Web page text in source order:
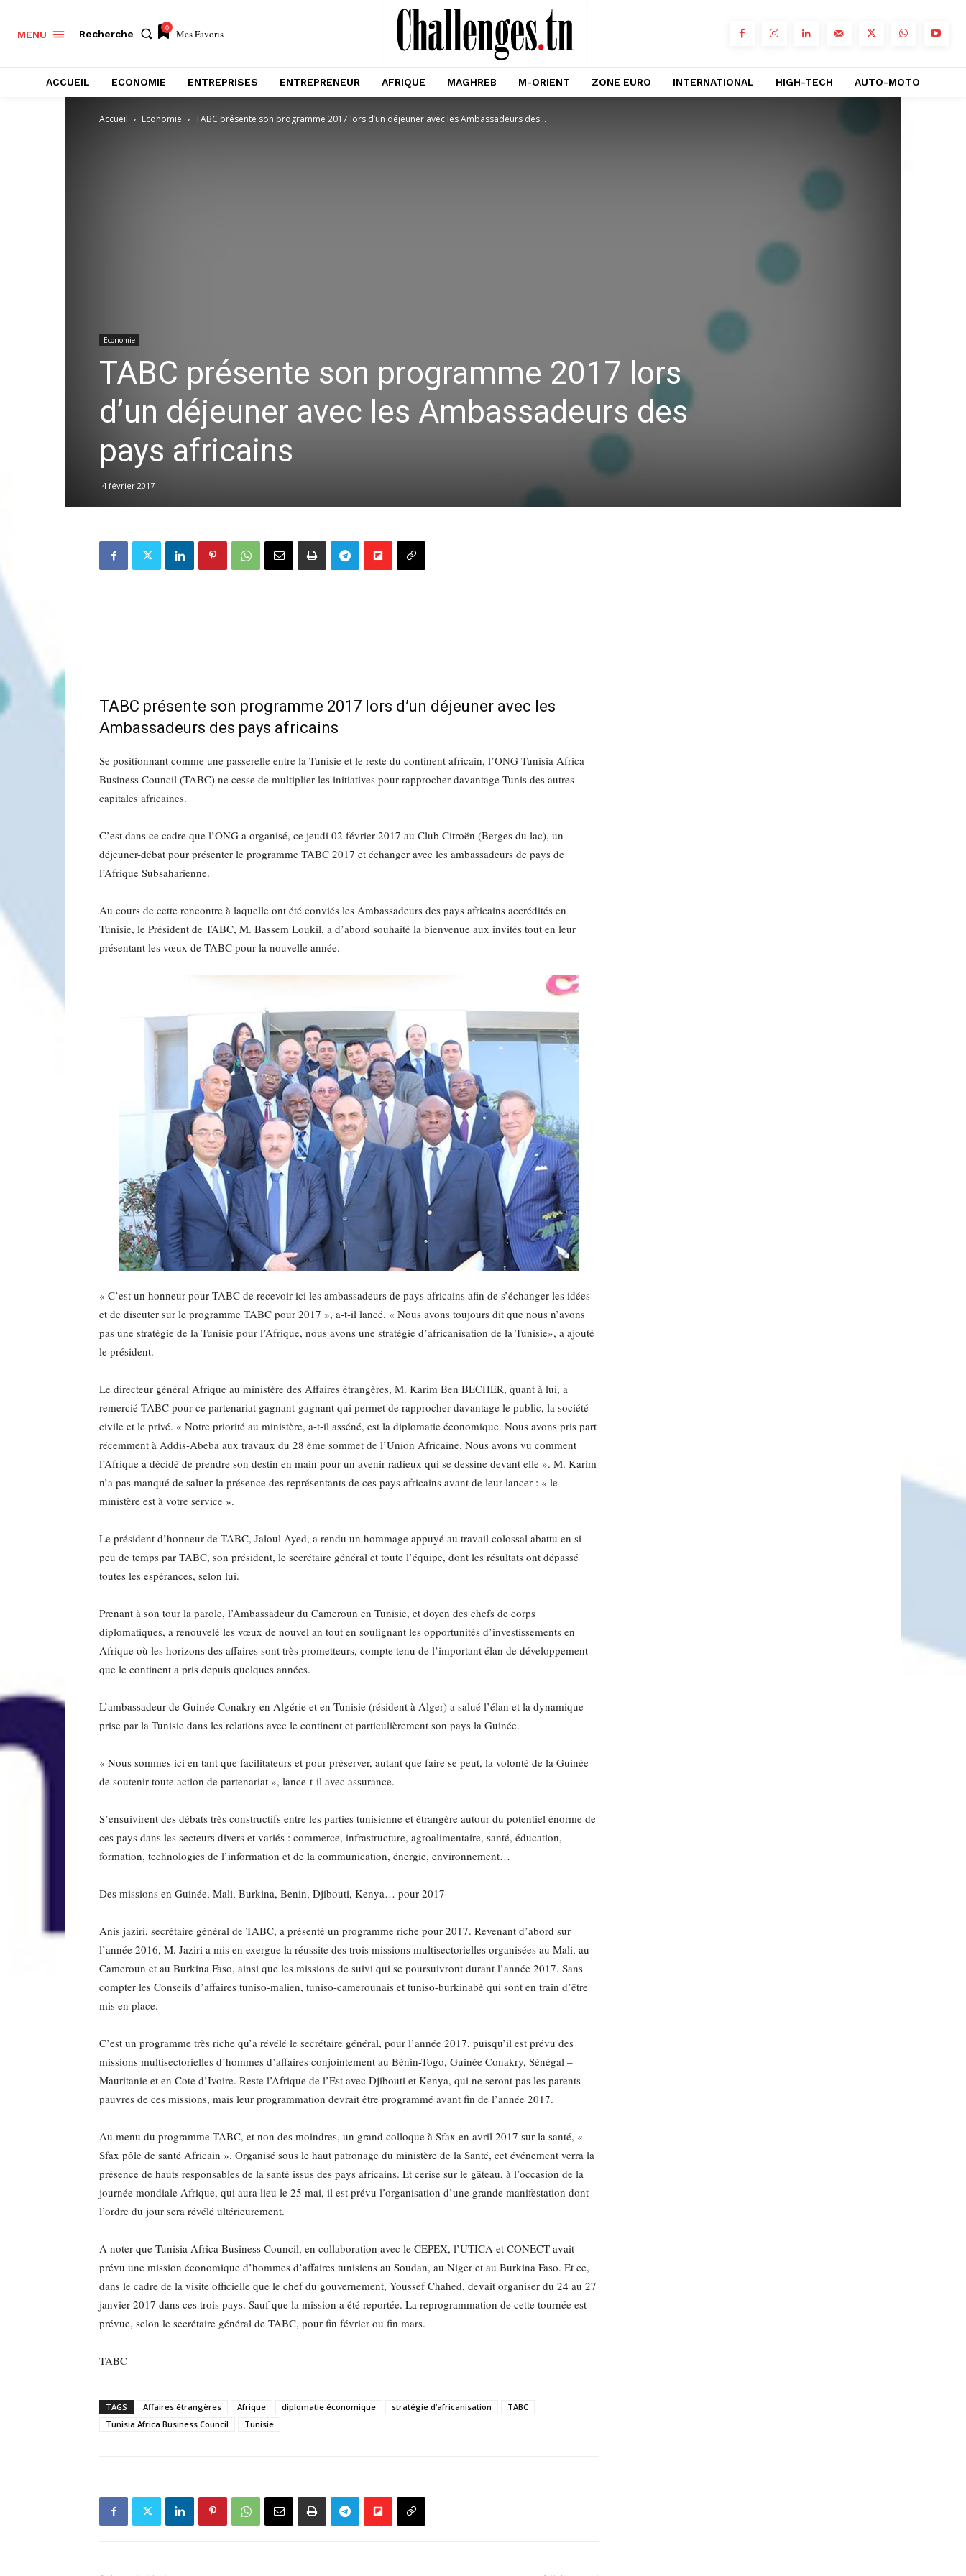
MENU Recherche
0 Mes Favoris
ACCUEIL ECONOMIE ENTREPRISES ENTREPRENEUR AFRIQUE MAGHREB M-ORIENT ZONE EURO INTERNATIONAL HIGH-TECH AUTO-MOTO
Accueil Economie TABC présente son programme 2017 lors d’un déjeuner avec les Ambassadeurs des...
Economie
TABC présente son programme 2017 lors
d’un déjeuner avec les Ambassadeurs des
pays africains
4 février 2017
TABC présente son programme 2017 lors d’un déjeuner avec les
Ambassadeurs des pays africains
Se positionnant comme une passerelle entre la Tunisie et le reste du continent africain, l’ONG Tunisia Africa
Business Council (TABC) ne cesse de multiplier les initiatives pour rapprocher davantage Tunis des autres
capitales africaines.
C’est dans ce cadre que l’ONG a organisé, ce jeudi 02 février 2017 au Club Citroën (Berges du lac), un
déjeuner-débat pour présenter le programme TABC 2017 et échanger avec les ambassadeurs de pays de
l’Afrique Subsaharienne.
Au cours de cette rencontre à laquelle ont été conviés les Ambassadeurs des pays africains accrédités en
Tunisie, le Président de TABC, M. Bassem Loukil, a d’abord souhaité la bienvenue aux invités tout en leur
présentant les vœux de TABC pour la nouvelle année.
« C’est un honneur pour TABC de recevoir ici les ambassadeurs de pays africains afin de s’échanger les idées
et de discuter sur le programme TABC pour 2017 », a-t-il lancé. « Nous avons toujours dit que nous n’avons
pas une stratégie de la Tunisie pour l’Afrique, nous avons une stratégie d’africanisation de la Tunisie», a ajouté
le président.
Le directeur général Afrique au ministère des Affaires étrangères, M. Karim Ben BECHER, quant à lui, a
remercié TABC pour ce partenariat gagnant-gagnant qui permet de rapprocher davantage le public, la société
civile et le privé. « Notre priorité au ministère, a-t-il asséné, est la diplomatie économique. Nous avons pris part
récemment à Addis-Abeba aux travaux du 28 ème sommet de l’Union Africaine. Nous avons vu comment
l’Afrique a décidé de prendre son destin en main pour un avenir radieux qui se dessine devant elle ». M. Karim
n’a pas manqué de saluer la présence des représentants de ces pays africains avant de leur lancer : « le
ministère est à votre service ».
Le président d’honneur de TABC, Jaloul Ayed, a rendu un hommage appuyé au travail colossal abattu en si
peu de temps par TABC, son président, le secrétaire général et toute l’équipe, dont les résultats ont dépassé
toutes les espérances, selon lui.
Prenant à son tour la parole, l’Ambassadeur du Cameroun en Tunisie, et doyen des chefs de corps
diplomatiques, a renouvelé les vœux de nouvel an tout en soulignant les opportunités d’investissements en
Afrique où les horizons des affaires sont très prometteurs, compte tenu de l’important élan de développement
que le continent a pris depuis quelques années.
L’ambassadeur de Guinée Conakry en Algérie et en Tunisie (résident à Alger) a salué l’élan et la dynamique
prise par la Tunisie dans les relations avec le continent et particulièrement son pays la Guinée.
« Nous sommes ici en tant que facilitateurs et pour préserver, autant que faire se peut, la volonté de la Guinée
de soutenir toute action de partenariat », lance-t-il avec assurance.
S’ensuivirent des débats très constructifs entre les parties tunisienne et étrangère autour du potentiel énorme de
ces pays dans les secteurs divers et variés : commerce, infrastructure, agroalimentaire, santé, éducation,
formation, technologies de l’information et de la communication, énergie, environnement…
Des missions en Guinée, Mali, Burkina, Benin, Djibouti, Kenya… pour 2017
Anis jaziri, secrétaire général de TABC, a présenté un programme riche pour 2017. Revenant d’abord sur
l’année 2016, M. Jaziri a mis en exergue la réussite des trois missions multisectorielles organisées au Mali, au
Cameroun et au Burkina Faso, ainsi que les missions de suivi qui se poursuivront durant l’année 2017. Sans
compter les Conseils d’affaires tuniso-malien, tuniso-camerounais et tuniso-burkinabè qui sont en train d’être
mis en place.
C’est un programme très riche qu’a révélé le secrétaire général, pour l’année 2017, puisqu’il est prévu des
missions multisectorielles d’hommes d’affaires conjointement au Bénin-Togo, Guinée Conakry, Sénégal –
Mauritanie et en Cote d’Ivoire. Reste l’Afrique de l’Est avec Djibouti et Kenya, qui ne seront pas les parents
pauvres de ces missions, mais leur programmation devrait être programmé avant fin de l’année 2017.
Au menu du programme TABC, et non des moindres, un grand colloque à Sfax en avril 2017 sur la santé, «
Sfax pôle de santé Africain ». Organisé sous le haut patronage du ministère de la Santé, cet événement verra la
présence de hauts responsables de la santé issus des pays africains. Et cerise sur le gâteau, à l’occasion de la
journée mondiale Afrique, qui aura lieu le 25 mai, il est prévu l’organisation d’une grande manifestation dont
l’ordre du jour sera révélé ultérieurement.
A noter que Tunisia Africa Business Council, en collaboration avec le CEPEX, l’UTICA et CONECT avait
prévu une mission économique d’hommes d’affaires tunisiens au Soudan, au Niger et au Burkina Faso. Et ce,
dans le cadre de la visite officielle que le chef du gouvernement, Youssef Chahed, devait organiser du 24 au 27
janvier 2017 dans ces trois pays. Sauf que la mission a été reportée. La reprogrammation de cette tournée est
prévue, selon le secrétaire général de TABC, pour fin février ou fin mars.
TABC
TAGS Affaires étrangères Afrique diplomatie économique stratégie d’africanisation
TABC
Tunisia Africa Business Council
Tunisie